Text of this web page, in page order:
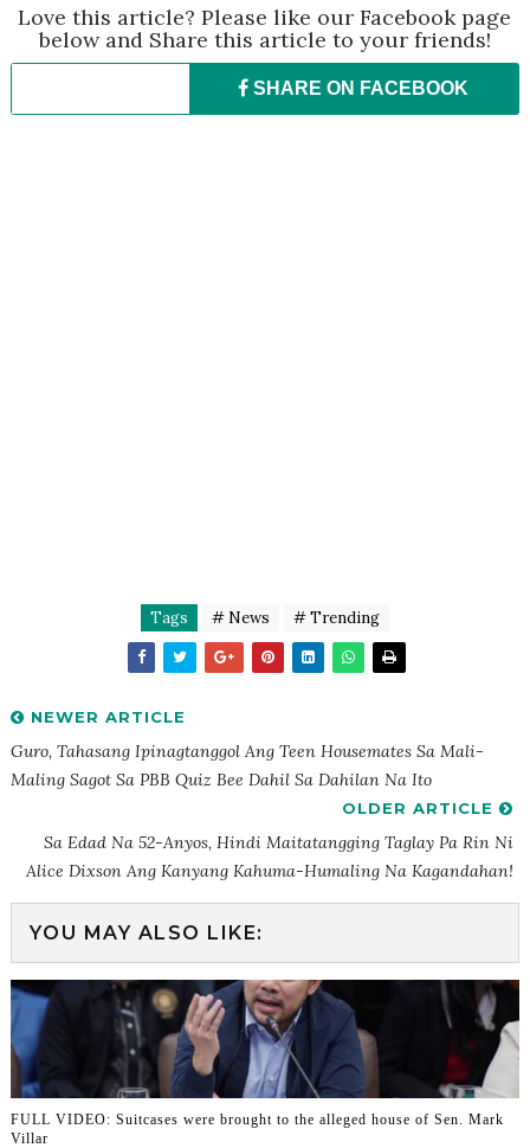
Love this article? Please like our Facebook page
below and Share this article to your friends!
SHARE ON FACEBOOK
Tags # News # Trending
NEWER ARTICLE
Guro, Tahasang Ipinagtanggol Ang Teen Housemates Sa Mali-
Maling Sagot Sa PBB Quiz Bee Dahil Sa Dahilan Na Ito
OLDER ARTICLE
Sa Edad Na 52-Anyos, Hindi Maitatangging Taglay Pa Rin Ni
Alice Dixson Ang Kanyang Kahuma-Humaling Na Kagandahan!
YOU MAY ALSO LIKE:
FULL VIDEO: Suitcases were brought to the alleged house of Sen. Mark
Villar